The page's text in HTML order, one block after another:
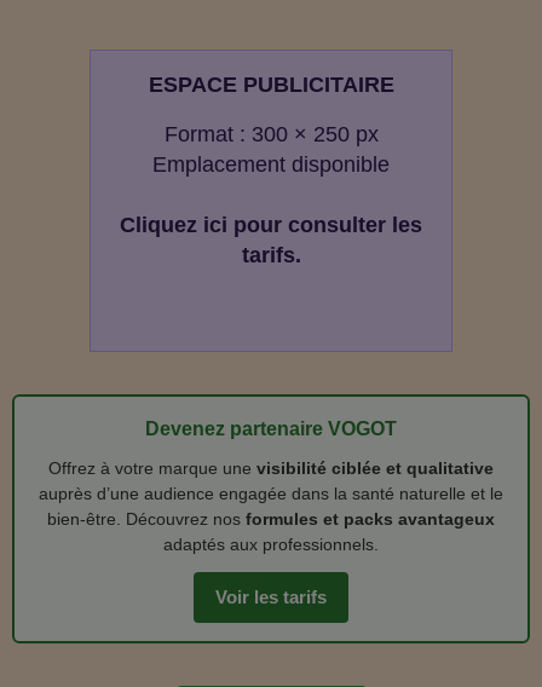
ESPACE PUBLICITAIRE
Format : 300 × 250 px
Emplacement disponible
Cliquez ici pour consulter les
tarifs.
Devenez partenaire VOGOT
Offrez à votre marque une visibilité ciblée et qualitative
auprès d’une audience engagée dans la santé naturelle et le
bien‑être. Découvrez nos formules et packs avantageux
adaptés aux professionnels.
Voir les tarifs